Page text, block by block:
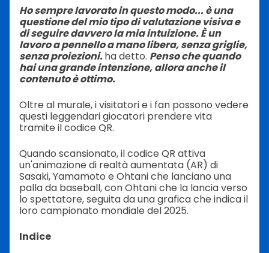
Ho sempre lavorato in questo modo... è una
questione del mio tipo di valutazione visiva e
di seguire davvero la mia intuizione. È un
lavoro a pennello a mano libera, senza griglie,
senza proiezioni.ha detto. Penso che quando
hai una grande intenzione, allora anche il
contenuto è ottimo.
Oltre al murale, i visitatori e i fan possono vedere
questi leggendari giocatori prendere vita
tramite il codice QR.
Quando scansionato, il codice QR attiva
un'animazione di realtà aumentata (AR) di
Sasaki, Yamamoto e Ohtani che lanciano una
palla da baseball, con Ohtani che la lancia verso
lo spettatore, seguita da una grafica che indica il
loro campionato mondiale del 2025.
Indice